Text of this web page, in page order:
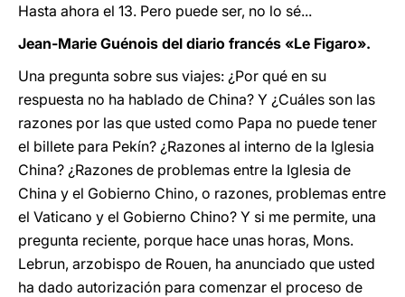
Hasta ahora el 13. Pero puede ser, no lo sé...
Jean-Marie Guénois del diario francés «Le Figaro».
Una pregunta sobre sus viajes: ¿Por qué en su
respuesta no ha hablado de China? Y ¿Cuáles son las
razones por las que usted como Papa no puede tener
el billete para Pekín? ¿Razones al interno de la Iglesia
China? ¿Razones de problemas entre la Iglesia de
China y el Gobierno Chino, o razones, problemas entre
el Vaticano y el Gobierno Chino? Y si me permite, una
pregunta reciente, porque hace unas horas, Mons.
Lebrun, arzobispo de Rouen, ha anunciado que usted
ha dado autorización para comenzar el proceso de